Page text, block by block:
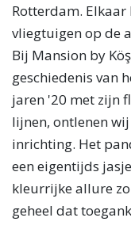
Rotterdam.
vliegtuigen op de
Bij Mansion by
geschiedenis van
jaren '20 met zijn
lijnen, ontlenen
inrichting. Het
een eigentijds
kleurrijke allure
geheel dat